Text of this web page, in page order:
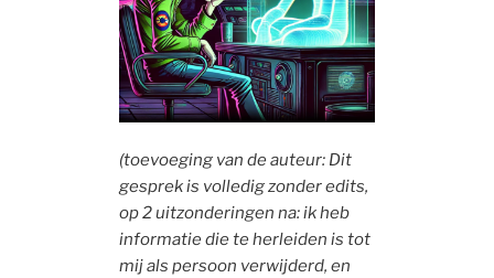
(toevoeging van de auteur: Dit
gesprek is volledig zonder edits,
op 2 uitzonderingen na: ik heb
informatie die te herleiden is tot
mij als persoon verwijderd, en